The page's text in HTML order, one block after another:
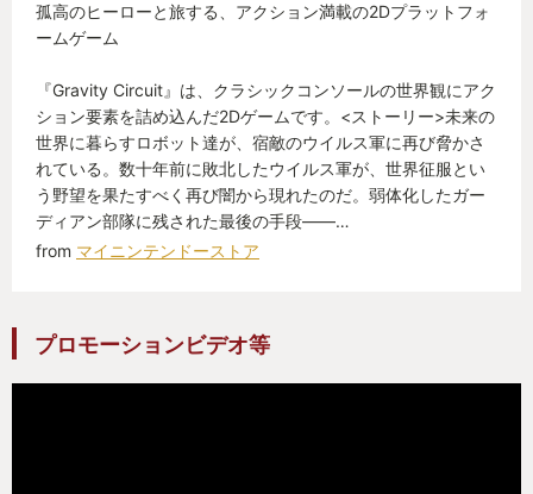
孤高のヒーローと旅する、アクション満載の2Dプラットフォ
ームゲーム
『Gravity Circuit』は、クラシックコンソールの世界観にアク
ション要素を詰め込んだ2Dゲームです。<ストーリー>未来の
世界に暮らすロボット達が、宿敵のウイルス軍に再び脅かさ
れている。数十年前に敗北したウイルス軍が、世界征服とい
う野望を果たすべく再び闇から現れたのだ。弱体化したガー
ディアン部隊に残された最後の手段――…
from マイニンテンドーストア
プロモーションビデオ等